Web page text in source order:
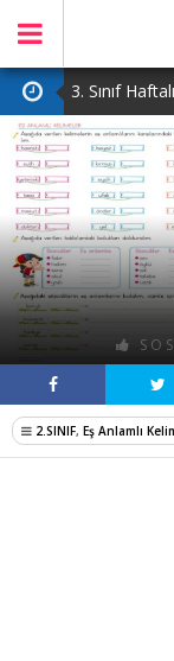
3. Sınıf
2. Sınıf
1. Sınıf
3. Sınıf
4. Sınıf
2.SINIF, Eş Anlamlı